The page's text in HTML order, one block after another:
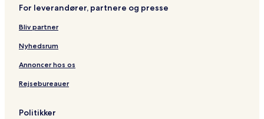
For leverandører, partnere og presse
Bliv partner
Nyhedsrum
Annoncer hos os
Rejsebureauer
Politikker